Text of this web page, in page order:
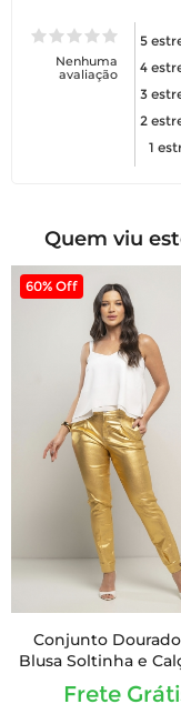
Nenhuma
avaliação
5
4
3
2
1
Quem viu
60% Off
Conjunto
Blusa Soltinha e
Frete